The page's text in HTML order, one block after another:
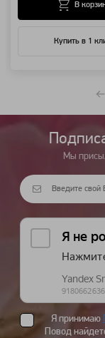
Купить в 1
В
Мы
Я принимаю
Повод